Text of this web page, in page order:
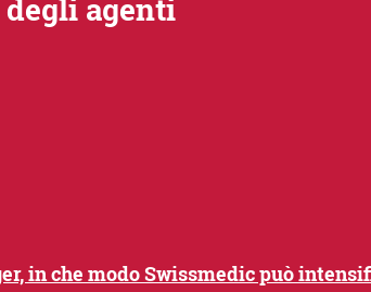
agenti
in che modo Swissmedic può